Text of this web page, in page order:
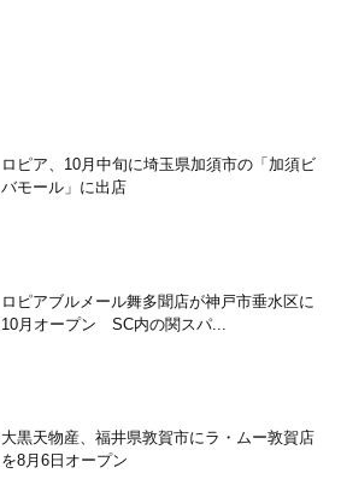
ロピア、10月中旬に埼玉県加須市の「加須ビ
バモール」に出店
ロピアブルメール舞多聞店が神戸市垂水区に
10月オープン SC内の関スパ...
大黒天物産、福井県敦賀市にラ・ムー敦賀店
を8月6日オープン